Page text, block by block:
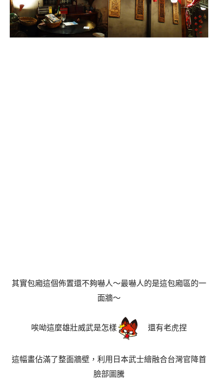
其實包廂這個佈置還不夠嚇人～最嚇人的是這包廂區的一
面牆～
唉呦這麼雄壯威武是怎樣 還有老虎捏
這幅畫佔滿了整面牆壁，利用日本武士繪融合台灣官降首
臉部圖騰